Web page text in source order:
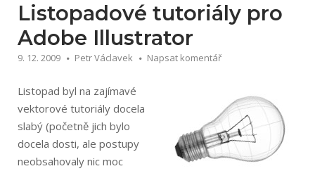
Listopadové tutoriály pro
Adobe Illustrator
9. 12. 2009 Petr Václavek Napsat komentář
Listopad byl na zajímavé
vektorové tutoriály docela
slabý (početně jich bylo
docela dosti, ale postupy
neobsahovaly nic moc